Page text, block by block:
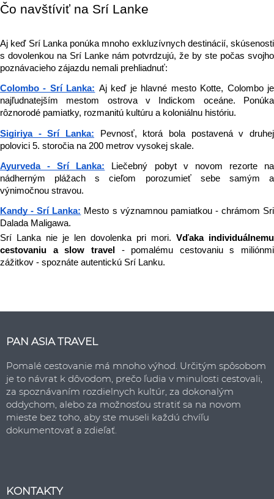
Čo navštíviť na Srí Lanke
Aj keď Srí Lanka ponúka mnoho exkluzívnych destinácií, skúsenosti
s dovolenkou na Srí Lanke nám potvrdzujú, že by ste počas svojho
poznávacieho zájazdu nemali prehliadnuť:
Colombo - Srí Lanka: Aj keď je hlavné mesto Kotte, Colombo je
najľudnatejším mestom ostrova v Indickom oceáne. Ponúka
rôznorodé pamiatky, rozmanitú kultúru a koloniálnu históriu.
Sigiriya - Srí Lanka:
Pevnosť, ktorá bola postavená v druhej
polovici 5. storočia na 200 metrov vysokej skale.
Ayurveda - Srí Lanka:
Liečebný pobyt v novom rezorte na
nádherným plážach s cieľom porozumieť sebe samým a
výnimočnou stravou.
Kandy - Srí Lanka: Mesto s významnou pamiatkou - chrámom Sri
Dalada Maligawa.
Srí Lanka nie je len dovolenka pri mori. Vďaka individuálnemu
cestovaniu a slow travel - pomalému cestovaniu s miliónmi
zážitkov - spoznáte autentickú Srí Lanku.
PAN ASIA TRAVEL
Pomalé cestovanie má mnoho výhod. Určitým spôsobom
je to návrat k dôvodom, prečo ľudia v minulosti cestovali,
za spoznávaním rozdielnych kultúr, za dokonalým
oddychom, alebo za možnosťou stratiť sa na novom
mieste bez toho, aby ste museli každú chvíľu
dokumentovať a zdieľať.
KONTAKTY